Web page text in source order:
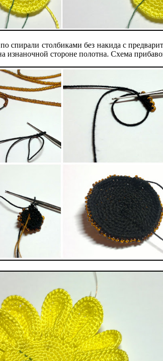
спирали столбиками без накида с
изнаночной стороне полотна. Схема